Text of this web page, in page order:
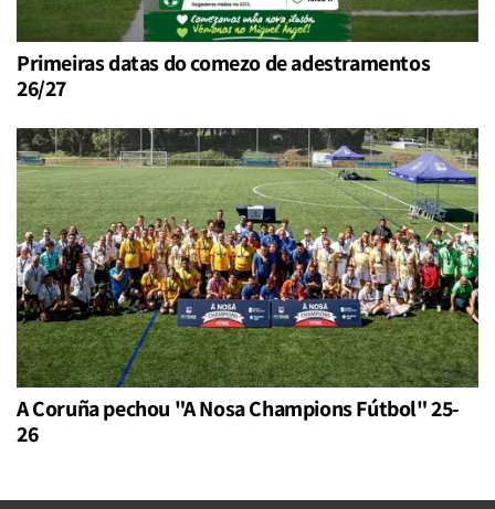
Primeiras datas do comezo de adestramentos
26/27
A Coruña pechou "A Nosa Champions Fútbol" 25-
26